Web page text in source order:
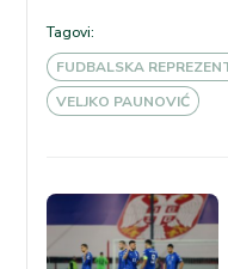
Tagovi:
FUDBALSKA
VELJKO PAUNOVIĆ
Kretanje
članka